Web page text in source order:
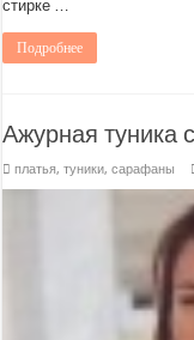
стирке …
Подробнее
Ажурная туника
платья, туники, сарафаны